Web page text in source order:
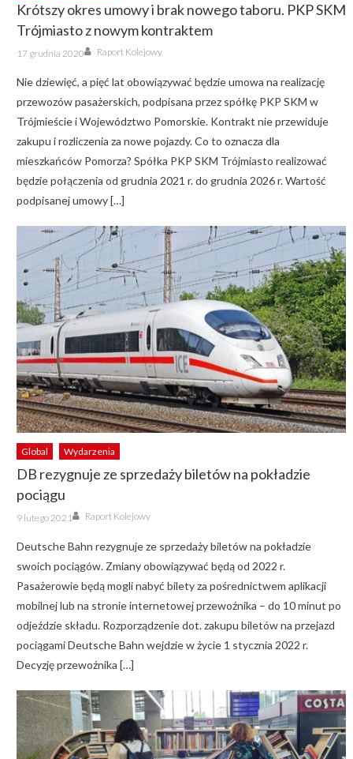
Krótszy okres umowy i brak nowego taboru. PKP SKM
Trójmiasto z nowym kontraktem
Posted
on
17 grudnia 2020 Author
Raport Kolejowy
Nie dziewięć, a pięć lat obowiązywać będzie umowa na realizację
przewozów pasażerskich, podpisana przez spółkę PKP SKM w
Trójmieście i Województwo Pomorskie. Kontrakt nie przewiduje
zakupu i rozliczenia za nowe pojazdy. Co to oznacza dla
mieszkańców Pomorza? Spółka PKP SKM Trójmiasto realizować
będzie połączenia od grudnia 2021 r. do grudnia 2026 r. Wartość
podpisanej umowy […]
Global Wydarzenia
DB rezygnuje ze sprzedaży biletów na pokładzie
pociągu
Posted
on
9 lutego 2021 Author
Raport Kolejowy
Deutsche Bahn rezygnuje ze sprzedaży biletów na pokładzie
swoich pociągów. Zmiany obowiązywać będą od 2022 r.
Pasażerowie będą mogli nabyć bilety za pośrednictwem aplikacji
mobilnej lub na stronie internetowej przewoźnika – do 10 minut po
odjeździe składu. Rozporządzenie dot. zakupu biletów na przejazd
pociągami Deutsche Bahn wejdzie w życie 1 stycznia 2022 r.
Decyzję przewoźnika […]